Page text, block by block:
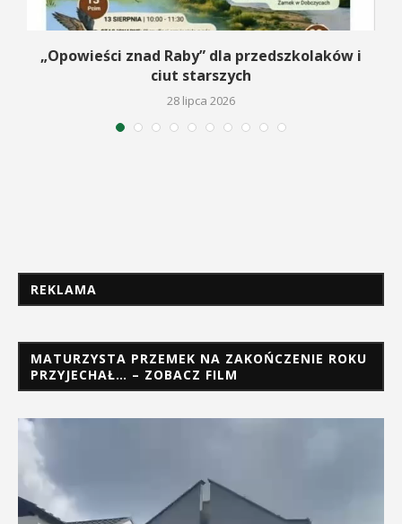
„Opowieści znad Raby” dla przedszkolaków i
ciut starszych
28 lipca 2026
REKLAMA
MATURZYSTA PRZEMEK NA ZAKOŃCZENIE ROKU
PRZYJECHAŁ… – ZOBACZ FILM
Odtwarzacz